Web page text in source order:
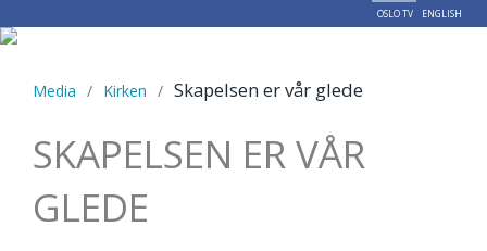
OSLO TV ENGLISH
Media / Kirken / Skapelsen er vår glede
SKAPELSEN ER VÅR
GLEDE